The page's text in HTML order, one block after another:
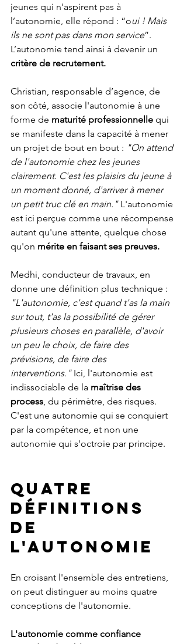
jeunes qui n'aspirent pas à
l’autonomie, elle répond : “oui ! Mais
ils ne sont pas dans mon service”.
L’autonomie tend ainsi à devenir un
critère de recrutement.
Christian, responsable d’agence, de
son côté, associe l'autonomie à une
forme de maturité professionnelle qui
se manifeste dans la capacité à mener
un projet de bout en bout : "On attend
de l'autonomie chez les jeunes
clairement. C'est les plaisirs du jeune à
un moment donné, d'arriver à mener
un petit truc clé en main." L'autonomie
est ici perçue comme une récompense
autant qu'une attente, quelque chose
qu'on mérite en faisant ses preuves.
Medhi, conducteur de travaux, en
donne une définition plus technique :
"L'autonomie, c'est quand t'as la main
sur tout, t'as la possibilité de gérer
plusieurs choses en parallèle, d'avoir
un peu le choix, de faire des
prévisions, de faire des
interventions." Ici, l'autonomie est
indissociable de la maîtrise des
process , du périmètre, des risques.
C'est une autonomie qui se conquiert
par la compétence, et non une
autonomie qui s'octroie par principe.
Quatre
définitions
de
l'autonomie
En croisant l'ensemble des entretiens,
on peut distinguer au moins quatre
conceptions de l'autonomie.
L'autonomie comme confiance